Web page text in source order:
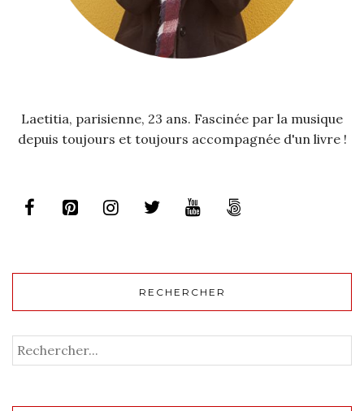
Laetitia, parisienne, 23 ans. Fascinée par la musique
depuis toujours et toujours accompagnée d'un livre !
RECHERCHER